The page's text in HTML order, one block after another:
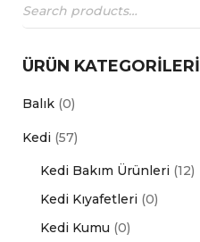
ÜRÜN KATEGORILERI
Balık (0)
Kedi (57)
Kedi Bakım Ürünleri (12)
Kedi Kıyafetleri (0)
Kedi Kumu (0)